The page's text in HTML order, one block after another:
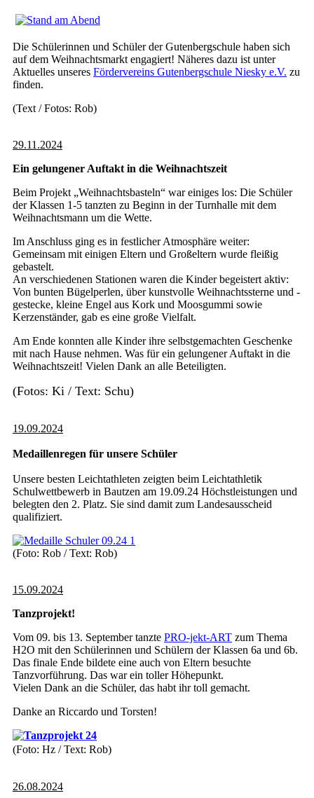
Die Schülerinnen und Schüler der Gutenbergschule haben sich
auf dem Weihnachtsmarkt engagiert! Näheres dazu ist unter
Aktuelles unseres Fördervereins Gutenbergschule Niesky e.V. zu
finden.
(Text / Fotos: Rob)
29.11.2024
Ein gelungener Auftakt in die Weihnachtszeit
Beim Projekt „Weihnachtsbasteln“ war einiges los: Die Schüler
der Klassen 1-5 tanzten zu Beginn in der Turnhalle mit dem
Weihnachtsmann um die Wette.
Im Anschluss ging es in festlicher Atmosphäre weiter:
Gemeinsam mit einigen Eltern und Großeltern wurde fleißig
gebastelt.
An verschiedenen Stationen waren die Kinder begeistert aktiv:
Von bunten Bügelperlen, über kunstvolle Weihnachtssterne und -
gestecke, kleine Engel aus Kork und Moosgummi sowie
Kerzenständer, gab es eine große Vielfalt.
Am Ende konnten alle Kinder ihre selbstgemachten Geschenke
mit nach Hause nehmen. Was für ein gelungener Auftakt in die
Weihnachtszeit! Vielen Dank an alle Beteiligten.
(Fotos: Ki / Text: Schu)
19.09.2024
Medaillenregen für unsere Schüler
Unsere besten Leichtathleten zeigten beim Leichtathletik
Schulwettbewerb in Bautzen am 19.09.24 Höchstleistungen und
belegten den 2. Platz. Sie sind damit zum Landesausscheid
qualifiziert.
(Foto: Rob / Text: Rob)
15.09.2024
Tanzprojekt!
Vom 09. bis 13. September tanzte PRO-jekt-ART zum Thema
H2O mit den Schülerinnen und Schülern der Klassen 6a und 6b.
Das finale Ende bildete eine auch von Eltern besuchte
Tanzvorführung. Das war ein toller Höhepunkt.
Vielen Dank an die Schüler, das habt ihr toll gemacht.
Danke an Riccardo und Torsten!
(Foto: Hz / Text: Rob)
26.08.2024